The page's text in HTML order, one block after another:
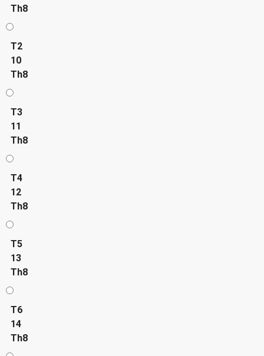
Th8
T2
10
Th8
T3
11
Th8
T4
12
Th8
T5
13
Th8
T6
14
Th8